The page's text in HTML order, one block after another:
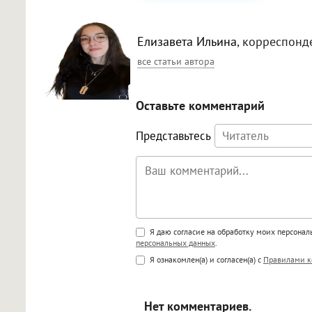
Елизавета Ильина,
все статьи автора
Оставьте комментарий
Представьтесь
Поддержка HTML
<b>, <strong>, <u>, <i>, <em>,
<blockquote>, <code>
Я даю согласие на обработку моих
персональных данных.
Я ознакомлен(а) и согласен(а) с Правилами
Нет комментариев.